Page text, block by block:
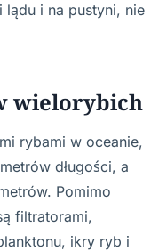
lądu i na pustyni, nie
wielorybich
rybami w oceanie,
długości, a
Pomimo
filtratorami,
ikry ryb i